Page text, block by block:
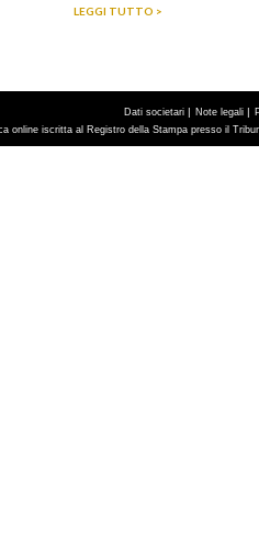
LEGGI TUTTO >
Dati societari | Note legali |
online iscritta al Registro della Stampa presso il